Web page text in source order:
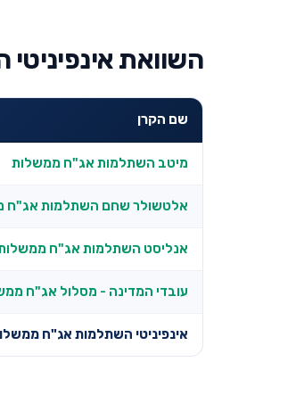
השוואת
שם הקרן
מיטב השתלמות אג"ח ממשלות
אלטשולר שחם השתלמות אג"ח
אנליסט השתלמות אג"ח
עובדי המדינה - מסלול אג"ח
אינפיניטי השתלמות אג"ח